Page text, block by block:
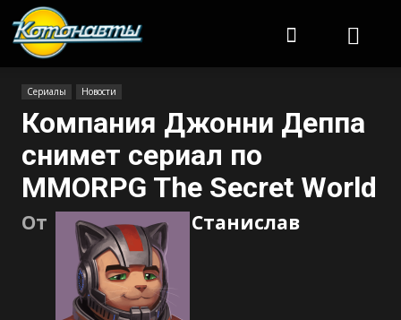
Сериалы Новости
Компания Джонни Деппа
снимет сериал по
MMORPG The Secret World
От Станислав